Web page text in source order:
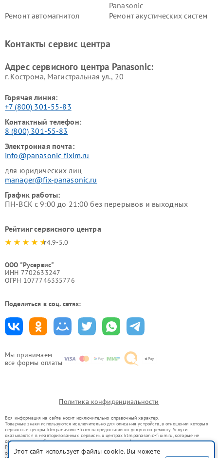
Мы принимаем
все формы оплаты
Panasonic
Ремонт автомагнитол
Ремонт акустических систем
панелей Panasonic
Контакты сервис центра
Адрес сервисного центра Panasonic:
г. Кострома, Магистральная ул., 20
Горячая линия:
+7 (800) 301-55-83
Контактный телефон:
8 (800) 301-55-83
Электронная почта:
info@panasonic-fixim.ru
для юридических лиц
manager@fix-panasonic.ru
График работы:
ПН-ВСК с 9:00 до 21:00 без перерывов и выходных
Рейтинг сервисного центра
4.9-5.0
ООО "Русервис"
ИНН 7702633247
ОГРН 1077746335776
Поделиться в соц. сетях:
Политика конфиденциальности
Вся информация на сайте носит исключительно справочный характер.
Товарные знаки используются исключительно для описания устройств, в отношении которых
сервисные центры ktm.panasonic-fixim.ru предоставляют услуги по ремонту. Услуги
оказываются в неавторизованных сервисных центрах ktm.panasonic-fixim.ru, которые не
связаны с правообладателями товарных знаков или их официальными представителями.
Ремонт осуществляется для устройств, уже введенных в гражданский оборот в соответствии
со статьей 1487 ГК РФ.
Этот сайт использует файлы cookie. Вы можете